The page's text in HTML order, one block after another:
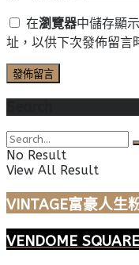
在瀏覽器中儲存顯
址，以供下次發佈留言
No Result
View All Result
VINTAGE富豪人生
VENDOME